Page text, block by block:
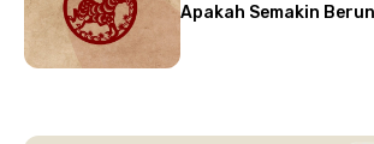
Apakah Semakin